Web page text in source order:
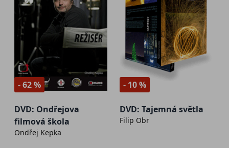
- 62 %
DVD: Ondřejova
filmová škola
Ondřej Kepka
- 10 %
DVD: Tajemná světla
Filip Obr